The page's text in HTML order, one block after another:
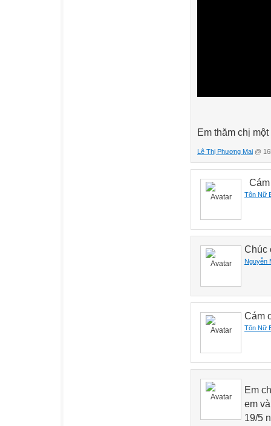
Em thăm chị
Lê Thị Phương Mai @
Tôn Nữ
Chúc
Nguyễn
Cám
Tôn Nữ
Em
em
19/5